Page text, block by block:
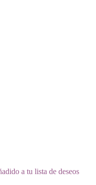
a tu lista de deseos